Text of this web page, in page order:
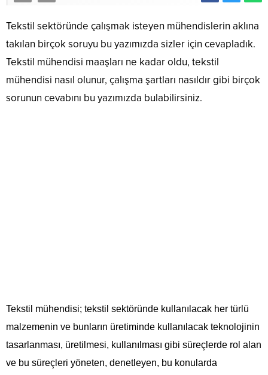
Tekstil sektöründe çalışmak isteyen mühendislerin aklına
takılan birçok soruyu bu yazımızda sizler için cevapladık.
Tekstil mühendisi maaşları ne kadar oldu, tekstil
mühendisi nasıl olunur, çalışma şartları nasıldır gibi birçok
sorunun cevabını bu yazımızda bulabilirsiniz.
Tekstil mühendisi; tekstil sektöründe kullanılacak her türlü
malzemenin ve bunların üretiminde kullanılacak teknolojinin
tasarlanması, üretilmesi, kullanılması gibi süreçlerde rol alan
ve bu süreçleri yöneten, denetleyen, bu konularda